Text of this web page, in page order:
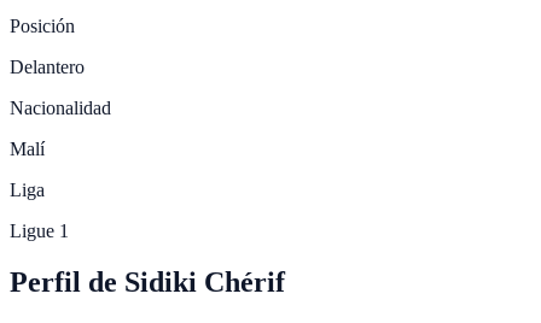
Posición
Delantero
Nacionalidad
Malí
Liga
Ligue 1
Perfil de Sidiki Chérif